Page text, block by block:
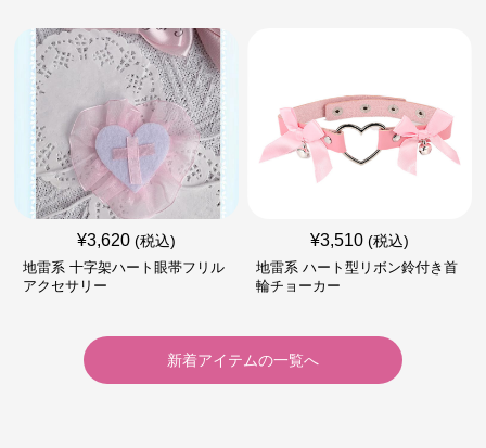
¥3,620 (税込)
地雷系 十字架ハート眼帯フリル
アクセサリー
¥3,510 (税込)
地雷系 ハート型リボン鈴付き首
輪チョーカー
新着アイテムの一覧へ